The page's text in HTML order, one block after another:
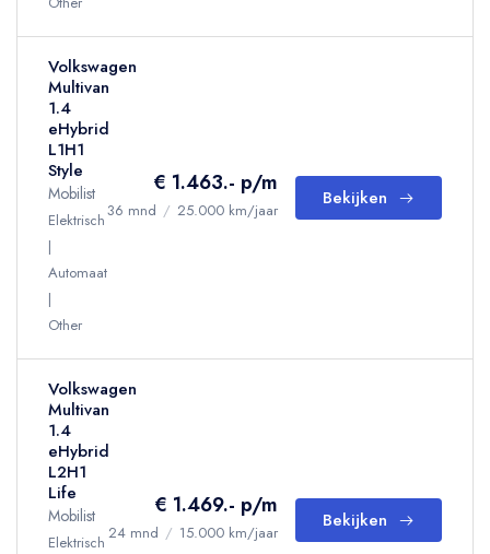
Volkswagen
Multivan
1.4
eHybrid
L1H1
Style
Mobilist
Elektrisch
Automaat
Other
€ 1.463.- p/m
36 mnd / 25.000 km/jaar
Bekijken
Volkswagen
Multivan
1.4
eHybrid
L2H1
Life
Mobilist
Elektrisch
€ 1.469.- p/m
24 mnd / 15.000 km/jaar
Bekijken